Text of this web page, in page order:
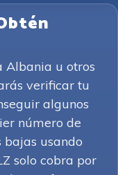
Albania u otros
verificar tu
algunos
número de
usando
solo cobra por